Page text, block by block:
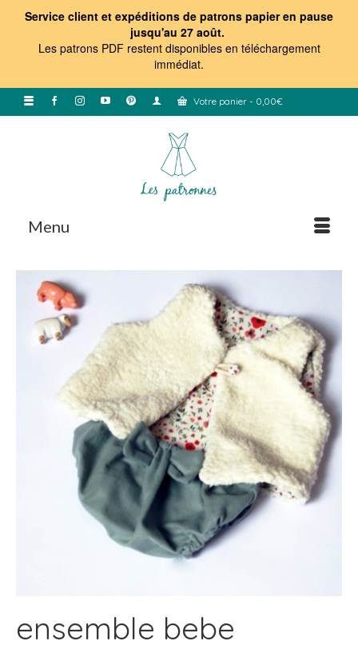
Service client et expéditions de patrons papier en pause
jusqu'au 27 août.
Les patrons PDF restent disponibles en téléchargement
immédiat.
Votre panier - 0,00€
Menu
ensemble bebe